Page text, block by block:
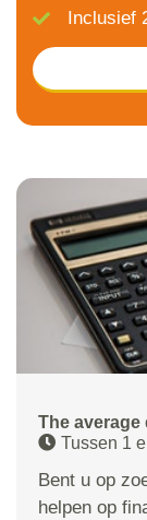
The
Tussen 1
Bent u op
helpen op
Inclusief